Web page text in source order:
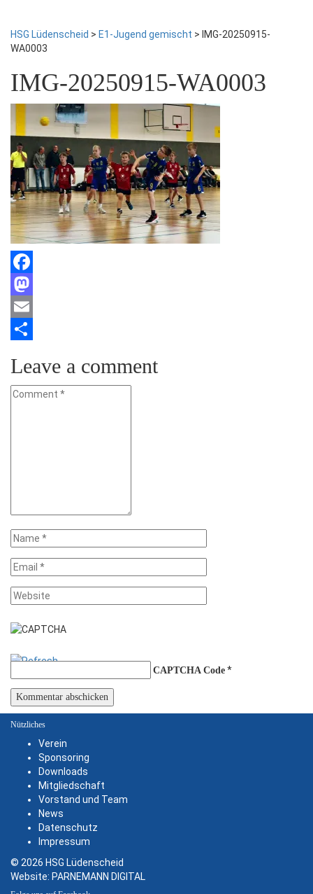
HSG Lüdenscheid > E1-Jugend gemischt > IMG-20250915-
WA0003
IMG-20250915-WA0003
Facebook
Mastodon
Email
Leave a comment
CAPTCHA Code *
Nützliches
Verein
Sponsoring
Downloads
Mitgliedschaft
Vorstand und Team
News
Datenschutz
Impressum
© 2026 HSG Lüdenscheid
Website: PARNEMANN DIGITAL